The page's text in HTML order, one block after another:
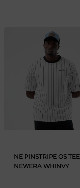
NE PINSTRIPE OS TEE
NEWERA WHINVY